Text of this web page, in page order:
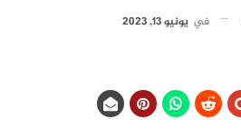
في يونيو 13, 2023